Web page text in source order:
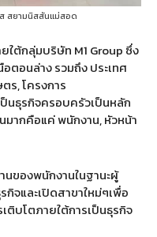
สยามนิสสันแม่สอด
ใต้กลุ่มบริษัท M1 Group ซึ่ง
ตอนล่าง รวมถึง ประเทศ
ตร,โครงการ
นธุรกิจครอบครัวเป็นหลัก
มากคือแค่ พนักงาน,หัวหน้า
นของพนักงานในฐานะผู้
กิจและเปิดสาขาใหม่ๆเพื่อ
ติบโตภายใต้การเป็นธุรกิจ